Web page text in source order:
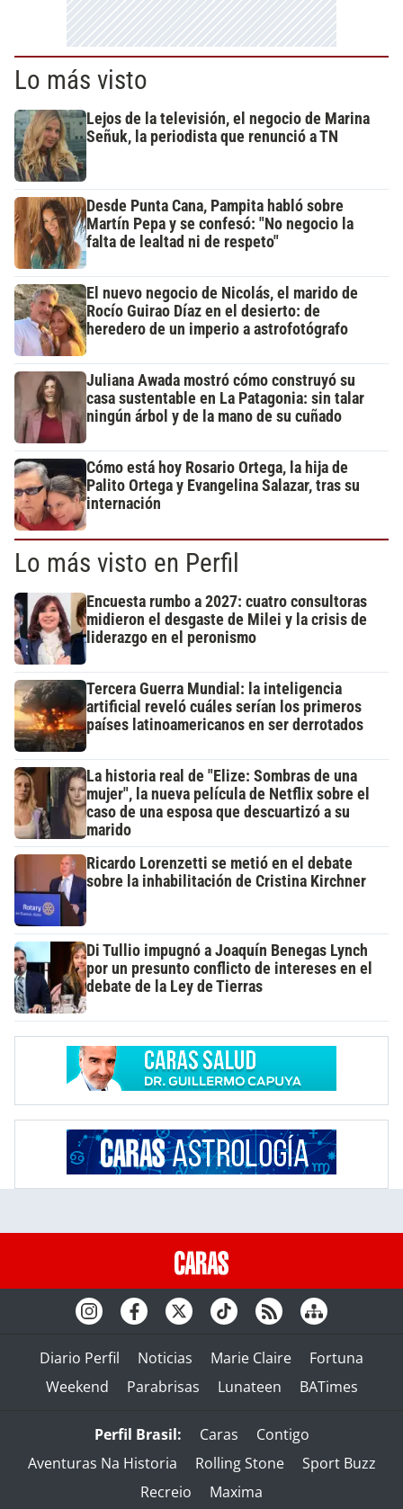
Lo más visto
Lejos de la televisión, el negocio de Marina
Señuk, la periodista que renunció a TN
Desde Punta Cana, Pampita habló sobre
Martín Pepa y se confesó: "No negocio la
falta de lealtad ni de respeto"
El nuevo negocio de Nicolás, el marido de
Rocío Guirao Díaz en el desierto: de
heredero de un imperio a astrofotógrafo
Juliana Awada mostró cómo construyó su
casa sustentable en La Patagonia: sin talar
ningún árbol y de la mano de su cuñado
Cómo está hoy Rosario Ortega, la hija de
Palito Ortega y Evangelina Salazar, tras su
internación
Lo más visto en Perfil
Encuesta rumbo a 2027: cuatro consultoras
midieron el desgaste de Milei y la crisis de
liderazgo en el peronismo
Tercera Guerra Mundial: la inteligencia
artificial reveló cuáles serían los primeros
países latinoamericanos en ser derrotados
La historia real de "Elize: Sombras de una
mujer", la nueva película de Netflix sobre el
caso de una esposa que descuartizó a su
marido
Ricardo Lorenzetti se metió en el debate
sobre la inhabilitación de Cristina Kirchner
Di Tullio impugnó a Joaquín Benegas Lynch
por un presunto conflicto de intereses en el
debate de la Ley de Tierras
Diario Perfil Noticias Marie Claire
Fortuna
Weekend
Parabrisas Lunateen BATimes
Perfil Brasil: Caras
Contigo
Aventuras Na Historia
Rolling Stone
Sport Buzz
Recreio
Maxima